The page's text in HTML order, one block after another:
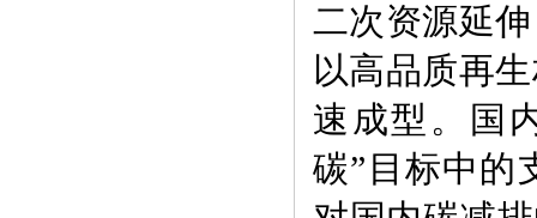
二次资源延
以高品质再
速成型。国
碳”目标中的